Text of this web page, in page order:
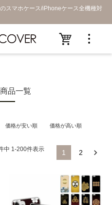
スマホケース/iPhoneケース全機種対
品一覧
価格が安い順 価格が高い順
中 1 -200件表示 1 2